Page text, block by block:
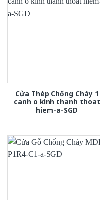
Cửa Thép Chống Cháy 1
canh o kinh thanh thoat
hiem-a-SGD